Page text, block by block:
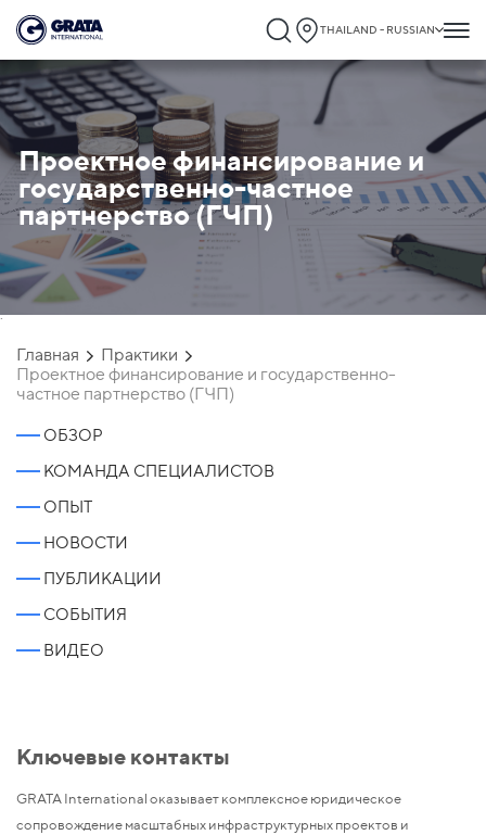
THAILAND - RUSSIAN
Проектное финансирование и
государственно-частное
партнерство (ГЧП)
`
Главная
Практики
Проектное финансирование и государственно-
частное партнерство (ГЧП)
ОБЗОР
КОМАНДА СПЕЦИАЛИСТОВ
ОПЫТ
НОВОСТИ
ПУБЛИКАЦИИ
СОБЫТИЯ
ВИДЕО
Ключевые контакты
GRATA International оказывает комплексное юридическое
сопровождение масштабных инфраструктурных проектов и